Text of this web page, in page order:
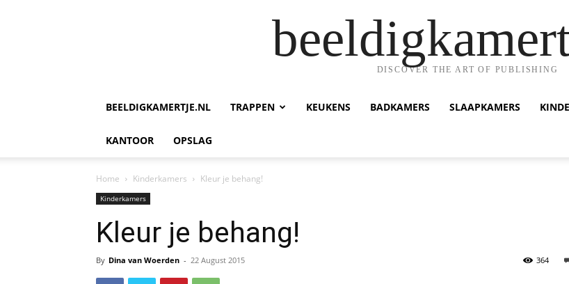
DISCOVER THE ART OF PUBLISHING
BEELDIGKAMERTJE.NL TRAPPEN KEUKENS BADKAMERS SLAAPKAMERS
KANTOOR OPSLAG
Home Kinderkamers Kleur je behang!
Kinderkamers
Kleur je behang!
By Dina van Woerden - 22 August 2015 364